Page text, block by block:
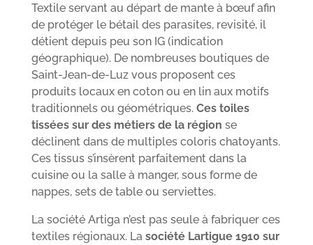
Textile servant au départ de mante à bœuf afin
de protéger le bétail des parasites, revisité, il
détient depuis peu son IG (indication
géographique). De nombreuses boutiques de
Saint-Jean-de-Luz vous proposent ces
produits locaux en coton ou en lin aux motifs
traditionnels ou géométriques. Ces toiles
tissées sur des métiers de la région se
déclinent dans de multiples coloris chatoyants.
Ces tissus s’insèrent parfaitement dans la
cuisine ou la salle à manger, sous forme de
nappes, sets de table ou serviettes.
La société Artiga n’est pas seule à fabriquer ces
textiles régionaux. La société Lartigue 1910 sur